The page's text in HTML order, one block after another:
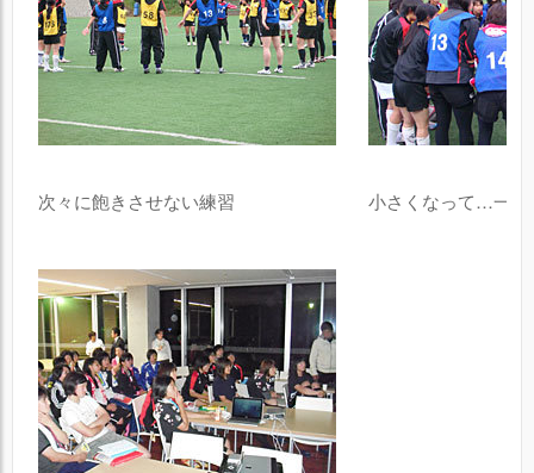
次々に飽きさせない練習 小さくなって…一体